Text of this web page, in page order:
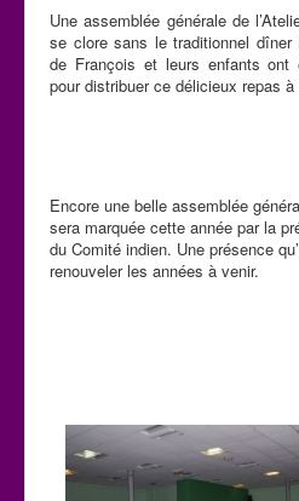
Une assemblée générale de
se clore sans le traditionnel dîner
de François et leurs enfants ont
pour distribuer ce délicieux repas
Encore une belle assemblée
sera marquée cette année par la
du Comité indien. Une présence
renouveler les années à venir.